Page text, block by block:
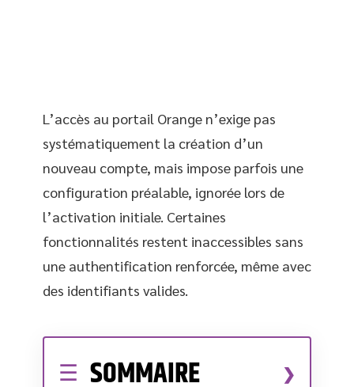
L’accès au portail Orange n’exige pas
systématiquement la création d’un
nouveau compte, mais impose parfois une
configuration préalable, ignorée lors de
l’activation initiale. Certaines
fonctionnalités restent inaccessibles sans
une authentification renforcée, même avec
des identifiants valides.
SOMMAIRE